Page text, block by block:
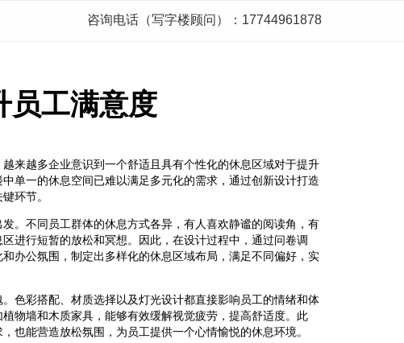
咨询电话（写字楼顾问）：17744961878
员工满意度
来越多企业意识到一个舒适且具有个性化的休息区域对于提升
单一的休息空间已难以满足多元化的需求，通过创新设计打造
环节。
。不同员工群体的休息方式各异，有人喜欢静谧的阅读角，有
进行短暂的放松和冥想。因此，在设计过程中，通过问卷调
办公氛围，制定出多样化的休息区域布局，满足不同偏好，实
色彩搭配、材质选择以及灯光设计都直接影响员工的情绪和体
物墙和木质家具，能够有效缓解视觉疲劳，提高舒适度。此
也能营造放松氛围，为员工提供一个心情愉悦的休息环境。